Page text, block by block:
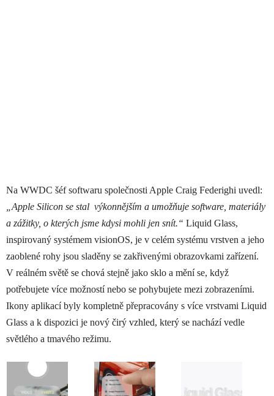
Na WWDC šéf softwaru společnosti Apple Craig Federighi uvedl:
„Apple Silicon se stal výkonnějším a umožňuje software, materiály
a zážitky, o kterých jsme kdysi mohli jen snít.“ Liquid Glass,
inspirovaný systémem visionOS, je v celém systému vrstven a jeho
zaoblené rohy jsou sladěny se zakřivenými obrazovkami zařízení.
V reálném světě se chová stejně jako sklo a mění se, když
potřebujete více možností nebo se pohybujete mezi zobrazeními.
Ikony aplikací byly kompletně přepracovány s více vrstvami Liquid
Glass a k dispozici je nový čirý vzhled, který se nachází vedle
světlého a tmavého režimu.